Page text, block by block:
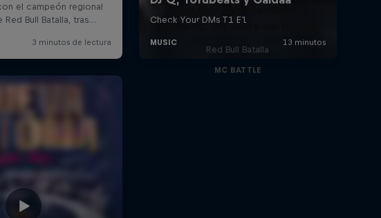
Red Bull Batalla Nueva
Historia: 20 Años de Rimas
Red Bull Batalla
MC BATTLE